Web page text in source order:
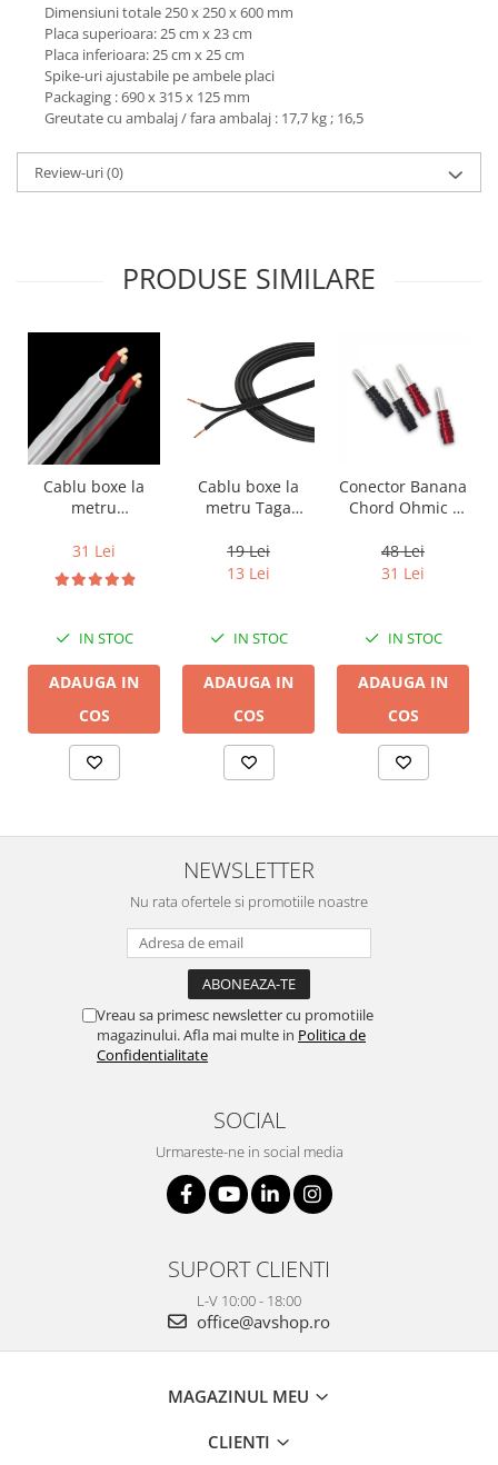
Dimensiuni totale 250 x 250 x 600 mm
Placa superioara: 25 cm x 23 cm
Placa inferioara: 25 cm x 25 cm
Spike-uri ajustabile pe ambele placi
Packaging : 690 x 315 x 125 mm
Greutate cu ambalaj / fara ambalaj : 17,7 kg ; 16,5
Review-uri(0)
PRODUSE SIMILARE
Cablu boxe la
metru
DB 16/2,
conductor cupru
LGC
31 Lei
IN STOC
ADAUGA IN
COS
Cablu boxe la
metru Taga
14B, 2 x 2mm
19 Lei
13 Lei
IN STOC
ADAUGA IN
COS
Conector Banana
Chord Ohmic -
48 Lei
31 Lei
IN STOC
ADAUGA IN
COS
NEWSLETTER
Nu rata ofertele si promotiile noastre
Vreau sa primesc newsletter cu promotiile
magazinului. Afla mai multe in Politica de
Confidentialitate
SOCIAL
Urmareste-ne in social media
SUPORT CLIENTI
L-V 10:00 - 18:00
office@avshop.ro
MAGAZINUL MEU
CLIENTI